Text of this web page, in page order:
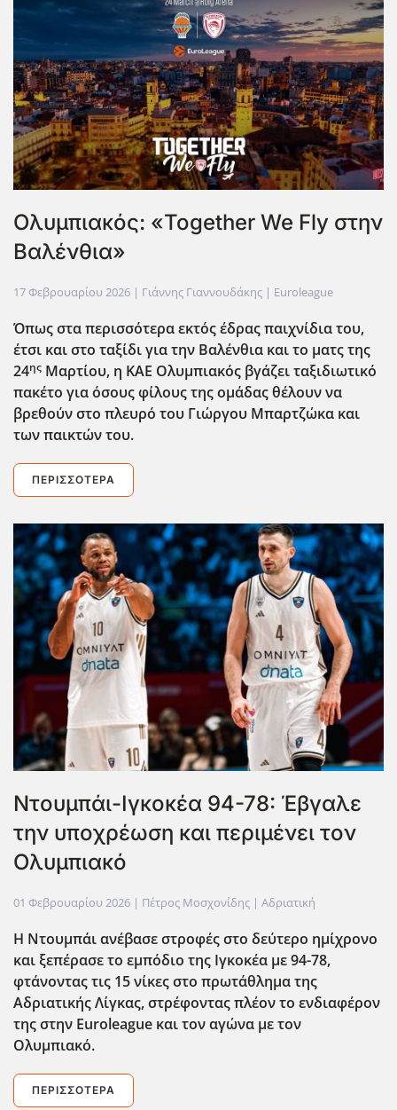
Ολυμπιακός: «Together We Fly στην
Βαλένθια»
17 Φεβρουαρίου 2026 | Γιάννης Γιαννουδάκης | Euroleague
Όπως στα περισσότερα εκτός έδρας παιχνίδια του,
έτσι και στο ταξίδι για την Βαλένθια και το ματς της
24ης Μαρτίου, η ΚΑΕ Ολυμπιακός βγάζει ταξιδιωτικό
πακέτο για όσους φίλους της ομάδας θέλουν να
βρεθούν στο πλευρό του Γιώργου Μπαρτζώκα και
των παικτών του.
ΠΕΡΙΣΣΌΤΕΡΑ
Ντουμπάι-Ιγκοκέα 94-78: Έβγαλε
την υποχρέωση και περιμένει τον
Ολυμπιακό
01 Φεβρουαρίου 2026 | Πέτρος Μοσχονίδης | Αδριατική
Η Ντουμπάι ανέβασε στροφές στο δεύτερο ημίχρονο
και ξεπέρασε το εμπόδιο της Ιγκοκέα με 94-78,
φτάνοντας τις 15 νίκες στο πρωτάθλημα της
Αδριατικής Λίγκας, στρέφοντας πλέον το ενδιαφέρον
της στην Euroleague και τον αγώνα με τον
Ολυμπιακό.
ΠΕΡΙΣΣΌΤΕΡΑ